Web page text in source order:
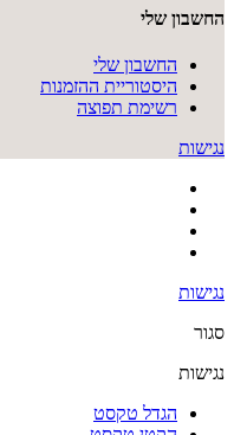
החשבון שלי
החשבון שלי
היסטוריית ההזמנות
רשימת תפוצה
נגישות
נגישות
סגור
נגישות
הגדל טקסט